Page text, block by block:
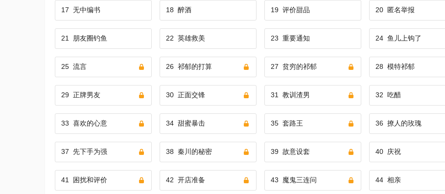
17 无中编书 18 醉酒 19 评价甜品 20 匿名举报
21 朋友圈钓鱼 22 英雄救美 23 重要通知 24 鱼儿上钩了
25 流言 26 祁郁的打算 27 贫穷的祁郁 28 模特祁郁
29 正牌男友 30 正面交锋 31 教训渣男 32 吃醋
33 喜欢的心意 34 甜蜜暴击 35 套路王 36 撩人的玫瑰
37 先下手为强 38 秦川的秘密 39 故意设套 40 庆祝
41 困扰和评价 42 开店准备 43 魔鬼三连问 44 相亲